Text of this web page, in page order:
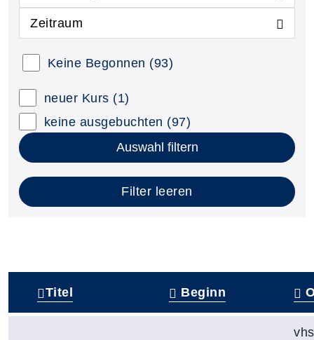
Zeitraum
Keine Begonnen (93)
neuer Kurs (1)
keine ausgebuchten (97)
Auswahl filtern
Filter leeren
Titel Beginn